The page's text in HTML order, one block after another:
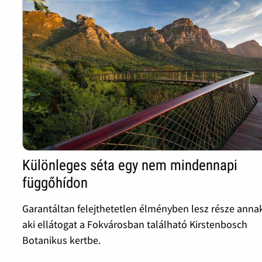
Különleges séta egy nem mindennapi
függőhídon
Garantáltan felejthetetlen élményben lesz része
aki ellátogat a Fokvárosban található Kirstenbosch
Botanikus kertbe.